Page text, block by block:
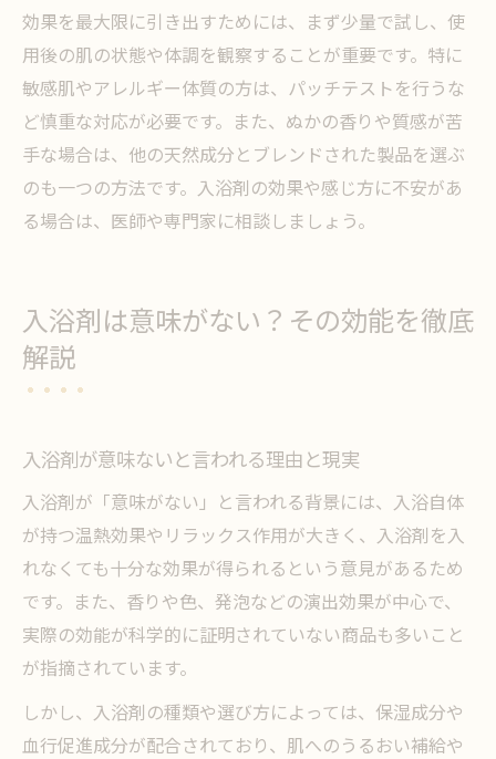
効果を最大限に引き出すためには、まず少量で試し、使
用後の肌の状態や体調を観察することが重要です。特に
敏感肌やアレルギー体質の方は、パッチテストを行うな
ど慎重な対応が必要です。また、ぬかの香りや質感が苦
手な場合は、他の天然成分とブレンドされた製品を選ぶ
のも一つの方法です。入浴剤の効果や感じ方に不安があ
る場合は、医師や専門家に相談しましょう。
入浴剤は意味がない？その効能を徹底
解説
入浴剤が意味ないと言われる理由と現実
入浴剤が「意味がない」と言われる背景には、入浴自体
が持つ温熱効果やリラックス作用が大きく、入浴剤を入
れなくても十分な効果が得られるという意見があるため
です。また、香りや色、発泡などの演出効果が中心で、
実際の効能が科学的に証明されていない商品も多いこと
が指摘されています。
しかし、入浴剤の種類や選び方によっては、保湿成分や
血行促進成分が配合されており、肌へのうるおい補給や